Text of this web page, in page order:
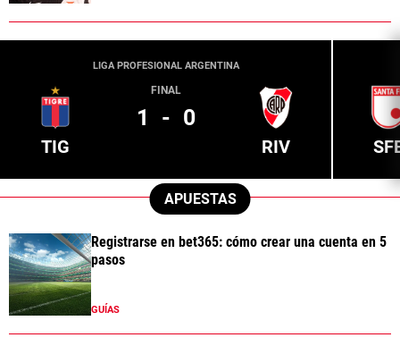
LIGA PROFESIONAL ARGENTINA
TIG
FINAL
1 - 0
RIV
APUESTAS
Registrarse en bet365: cómo crear una cuenta en 5
pasos
GUÍAS